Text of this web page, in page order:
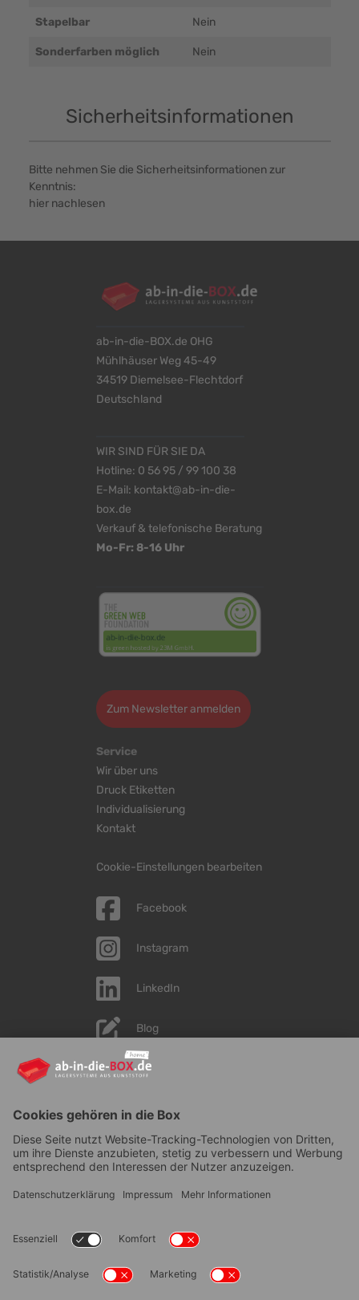
Stapelbar Nein
Sonderfarben möglich Nein
Sicherheitsinformationen
Bitte nehmen Sie die Sicherheitsinformationen zur
Kenntnis:
hier nachlesen
ab-in-die-BOX.de OHG
Mühlhäuser Weg 45-49
34519 Diemelsee-Flechtdorf
Deutschland
WIR SIND FÜR SIE DA
Hotline: 0 56 95 / 99 100 38
E-Mail: kontakt@ab-in-die-
box.de
Verkauf & telefonische Beratung
Mo-Fr: 8-16 Uhr
Zum Newsletter anmelden
Service
Wir über uns
Druck Etiketten
Individualisierung
Kontakt
Cookie-Einstellungen bearbeiten
Facebook
Instagram
LinkedIn
Blog
YouTube